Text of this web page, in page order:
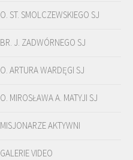
DUCHOWOŚĆ
O. ST. SMOLCZEWSKIEGO SJ
BR. J. ZADWÓRNEGO SJ
O. ARTURA WARDĘGI SJ
O. MIROSŁAWA A. MATYJI SJ
MISJONARZE AKTYWNI
GALERIE VIDEO